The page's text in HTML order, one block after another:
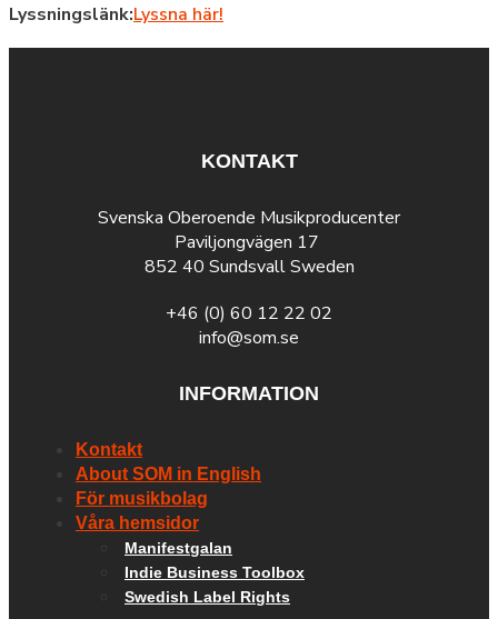
Lyssningslänk:Lyssna här!
KONTAKT
Svenska Oberoende Musikproducenter
Paviljongvägen 17
852 40 Sundsvall Sweden
+46 (0) 60 12 22 02
info@som.se
INFORMATION
Kontakt
About SOM in English
För musikbolag
Våra hemsidor
Manifestgalan
Indie Business Toolbox
Swedish Label Rights